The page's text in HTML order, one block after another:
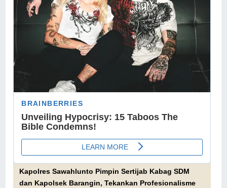
Kapolres Sawahlunto Pimpin Sertijab Kabag SDM
dan Kapolsek Barangin, Tekankan Profesionalisme